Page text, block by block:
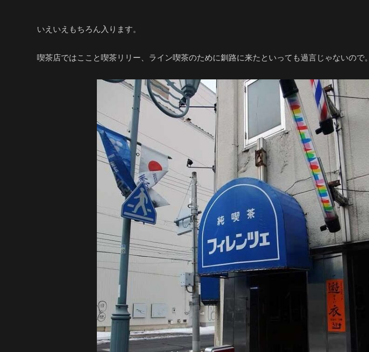
いえいえもちろん入ります。
喫茶店ではここと喫茶リリー、ライン喫茶のために釧路に来たといっても過言じゃないので。